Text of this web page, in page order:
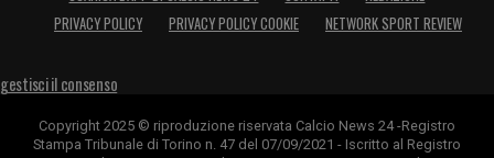
PRIVACY POLICY
PRIVACY POLICY COOKIE NETWORK SPORT REVIEW
gestisci il consenso
Copyright 2025 © riproduzione riservata Calcio News 24 -Registro
Stampa Tribunale di Torino n. 47 del 07/09/2021 - Iscritto al Registro